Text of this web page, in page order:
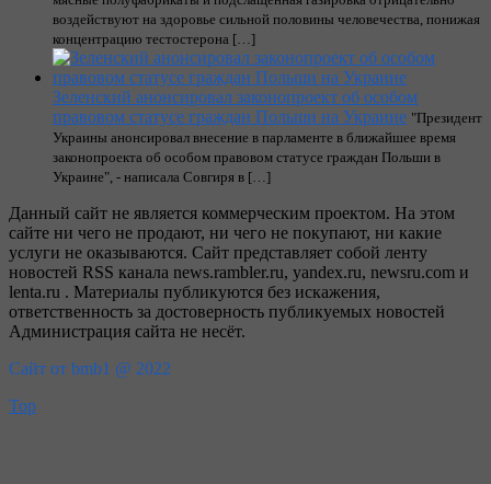
воздействуют на здоровье сильной половины человечества, понижая
концентрацию тестостерона […]
Зеленский анонсировал законопроект об особом
правовом статусе граждан Польши на Украине "Президент
Украины анонсировал внесение в парламенте в ближайшее время
законопроекта об особом правовом статусе граждан Польши в
Украине", - написала Совгиря в […]
Данный сайт не является коммерческим проектом. На этом
сайте ни чего не продают, ни чего не покупают, ни какие
услуги не оказываются. Сайт представляет собой ленту
новостей RSS канала news.rambler.ru, yandex.ru, newsru.com и
lenta.ru . Материалы публикуются без искажения,
ответственность за достоверность публикуемых новостей
Администрация сайта не несёт.
Сайт от bmb1 @ 2022
Top